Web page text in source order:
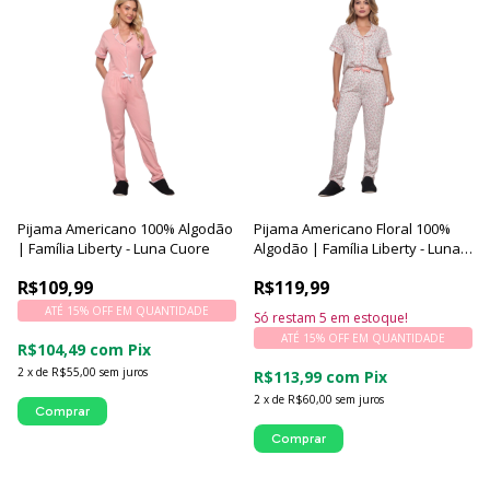
Pijama Americano 100% Algodão
| Família Liberty - Luna Cuore
R$109,99
2 x de R$55,00 sem juros
ATÉ 15% OFF EM QUANTIDADE
R$104,49 com Pix
Comprar
Pijama Americano Floral 100%
Algodão | Família Liberty - Luna
R$119,99
2 x de R$60,00 sem juros
ATÉ 15% OFF EM QUANTIDADE
R$113,99 com Pix
Só restam 5 em estoque!
Comprar